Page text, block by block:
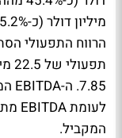
המקביל.